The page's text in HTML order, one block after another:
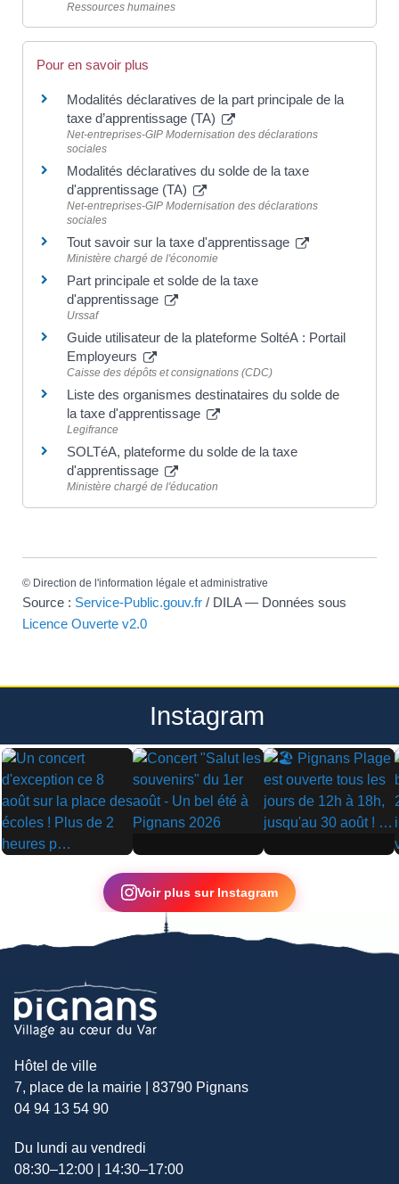
Ressources humaines
Pour en savoir plus
Modalités déclaratives de la part principale de la
taxe d’apprentissage (TA)
Net-entreprises-GIP Modernisation des déclarations
sociales
Modalités déclaratives du solde de la taxe
d'apprentissage (TA)
Net-entreprises-GIP Modernisation des déclarations
sociales
Tout savoir sur la taxe d'apprentissage
Ministère chargé de l'économie
Part principale et solde de la taxe
d'apprentissage
Urssaf
Guide utilisateur de la plateforme SoltéA : Portail
Employeurs
Caisse des dépôts et consignations (CDC)
Liste des organismes destinataires du solde de
la taxe d'apprentissage
Legifrance
SOLTéA, plateforme du solde de la taxe
d'apprentissage
Ministère chargé de l'éducation
© Direction de l'information légale et administrative
Source : Service-Public.gouv.fr / DILA — Données sous
Licence Ouverte v2.0
Instagram
▶
▶ ▶
Voir plus sur Instagram
Hôtel de ville
7, place de la mairie | 83790 Pignans
04 94 13 54 90
Du lundi au vendredi
08:30–12:00 | 14:30–17:00